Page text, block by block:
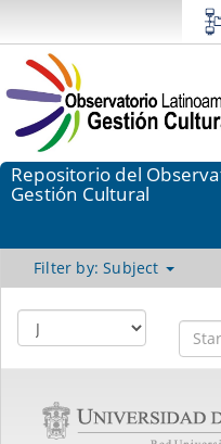
Repositorio del
Gestión Cultural
Filter by: Subject